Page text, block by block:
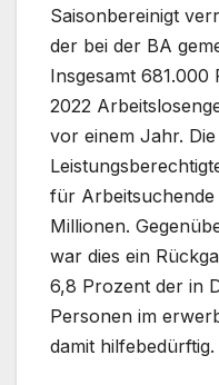
Saisonbereinigt
der bei der BA
Insgesamt
2022
vor einem Jahr.
für Arbeitsuchende
Millionen.
war dies ein
6,8 Prozent der in
Personen im
damit hilfebedürftig.